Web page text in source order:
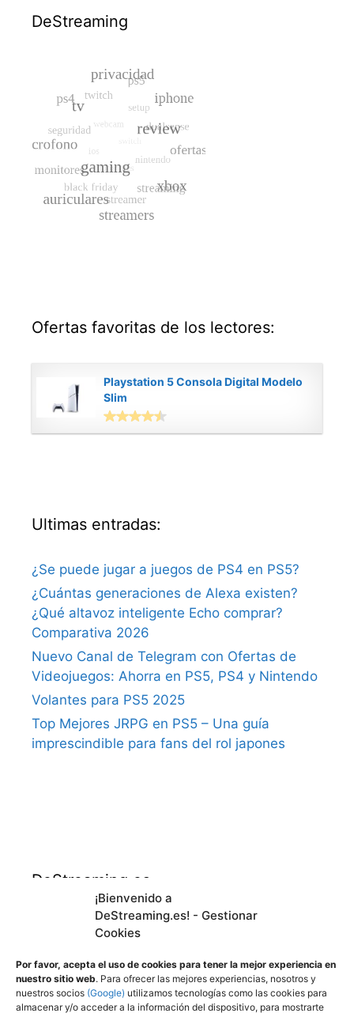
¡Bienvenido a
DeStreaming.es! - Gestionar
Cookies
Por favor, acepta el uso de cookies para tener la mejor experiencia en
nuestro sitio web. Para ofrecer las mejores experiencias, nosotros y
nuestros socios (Google) utilizamos tecnologías como las cookies para
almacenar y/o acceder a la información del dispositivo, para mostrarte
DeStreaming
Ofertas favoritas de los lectores:
Playstation 5 Consola Digital Modelo
Slim
Ultimas entradas:
¿Se puede jugar a juegos de PS4 en PS5?
¿Cuántas generaciones de Alexa existen?
¿Qué altavoz inteligente Echo comprar?
Comparativa 2026
Nuevo Canal de Telegram con Ofertas de
Videojuegos: Ahorra en PS5, PS4 y Nintendo
Volantes para PS5 2025
Top Mejores JRPG en PS5 – Una guía
imprescindible para fans del rol japones
DeStreaming.es
En calidad de afiliado de Amazon, obtengo
cumplen los requisitos aplicables.